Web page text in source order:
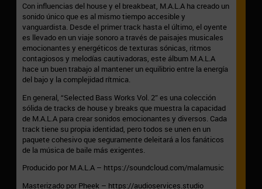
Con influencias del house y el breakbeat, M.A.L.A ha creado un
sonido único que es al mismo tiempo accesible y
vanguardista. Desde el primer track hasta el último, el oyente
es llevado en un viaje sonoro a través de paisajes musicales
emocionantes y energéticos de texturas sónicas, ritmos
contagiosos y melodías cautivadoras, este álbum M.A.L.A
hace un buen trabajo al mantener un equilibrio entre la energía
del bajo y la complejidad rítmica.
En general, “Selected Bass Works Vol. 2” es una colección
sólida de tracks de house y breaks que muestra la capacidad
de M.A.L.A para crear sonidos emocionantes y diversos. Cada
track tiene su propia identidad, pero todos se unen en un
paquete cohesivo que seguramente deleitará a los fanáticos
de la música de baile más exigentes.
Producido por M.A.L.A – https://soundcloud.com/malamusic
Masterizado por Pheek – https://audioservices.studio